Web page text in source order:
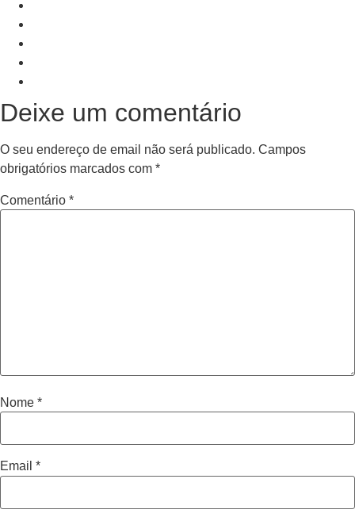
Deixe um comentário
O seu endereço de email não será publicado. Campos
obrigatórios marcados com *
Comentário *
Nome *
Email *